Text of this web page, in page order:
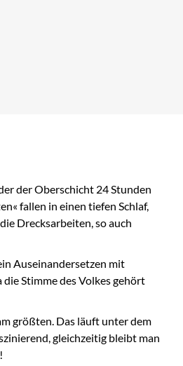
der Oberschicht 24 Stunden
fallen in einen tiefen Schlaf,
Drecksarbeiten, so auch
Auseinandersetzen mit
Stimme des Volkes gehört
größten. Das läuft unter dem
gleichzeitig bleibt man